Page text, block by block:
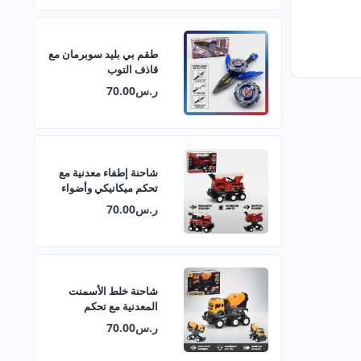
طقم بي بليد سوبرمان مع
قاذف التوب
ر.س70.00
شاحنة إطفاء معدنية مع
تحكم ميكانيكي وأضواء
وأصوات
ر.س70.00
شاحنة خلط الأسمنت
المعدنية مع تحكم
ميكانيكي وأضواء وأصوات
ر.س70.00